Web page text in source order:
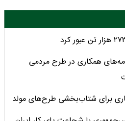
همکاری در طرح مردمی
برای شتاب‌بخشی طرح‌های مولد